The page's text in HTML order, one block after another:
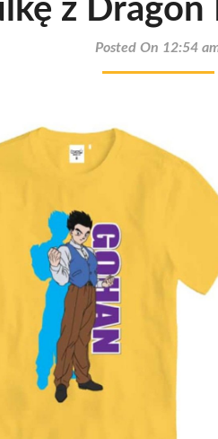
z Dragon
Posted On 12:54